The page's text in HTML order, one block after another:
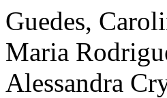
Guedes,
Maria
Alessandra